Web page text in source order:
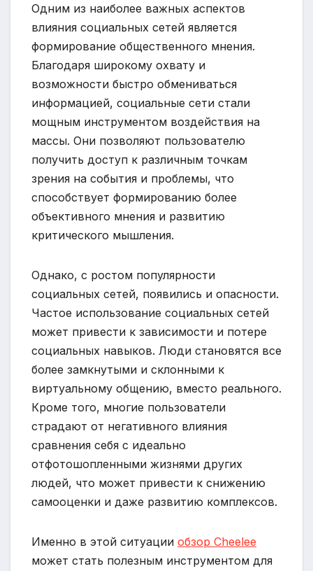
Одним из наиболее важных аспектов
влияния социальных сетей является
формирование общественного мнения.
Благодаря широкому охвату и
возможности быстро обмениваться
информацией, социальные сети стали
мощным инструментом воздействия на
массы. Они позволяют пользователю
получить доступ к различным точкам
зрения на события и проблемы, что
способствует формированию более
объективного мнения и развитию
критического мышления.
Однако, с ростом популярности
социальных сетей, появились и опасности.
Частое использование социальных сетей
может привести к зависимости и потере
социальных навыков. Люди становятся все
более замкнутыми и склонными к
виртуальному общению, вместо реального.
Кроме того, многие пользователи
страдают от негативного влияния
сравнения себя с идеально
отфотошопленными жизнями других
людей, что может привести к снижению
самооценки и даже развитию комплексов.
Именно в этой ситуации обзор Cheelee
может стать полезным инструментом для